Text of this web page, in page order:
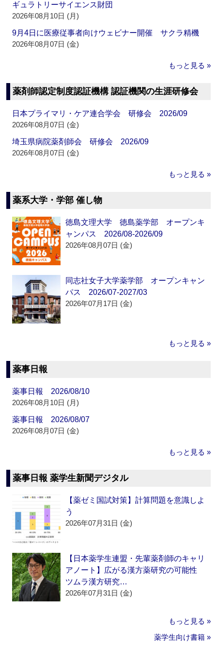
ギュラトリーサイエンス財団
2026年08月10日 (月)
9月4日に医療従事者向けウェビナー開催 サクラ精機
2026年08月07日 (金)
もっと見る »
薬剤師認定制度認証機構 認証機関の生涯研修会
日本プライマリ・ケア連合学会 研修会 2026/09
2026年08月07日 (金)
埼玉県病院薬剤師会 研修会 2026/09
2026年08月07日 (金)
もっと見る »
薬系大学・学部 催し物
徳島文理大学 徳島薬学部 オープンキ
ャンパス 2026/08-2026/09
2026年08月07日 (金)
同志社女子大学薬学部 オープンキャン
パス 2026/07-2027/03
2026年07月17日 (金)
もっと見る »
薬事日報
薬事日報 2026/08/10
2026年08月10日 (月)
薬事日報 2026/08/07
2026年08月07日 (金)
もっと見る »
薬事日報 薬学生新聞デジタル
【薬ゼミ国試対策】計算問題を意識しよ
う
2026年07月31日 (金)
【日本薬学生連盟・先輩薬剤師のキャリ
アノート】広がる漢方薬研究の可能性
ツムラ漢方研究…
2026年07月31日 (金)
もっと見る »
薬学生向け書籍 »